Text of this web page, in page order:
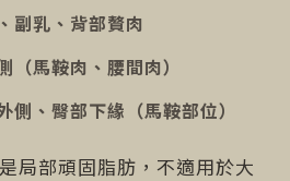
副乳、背部贅肉
（馬鞍肉、腰間肉）
側、臀部下緣（馬鞍部位）
局部頑固脂肪，不適用於大